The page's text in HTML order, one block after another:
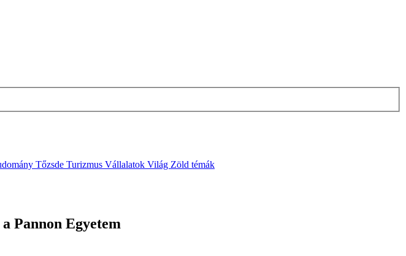
Tőzsde Turizmus Vállalatok Világ Zöld témák
Pannon Egyetem